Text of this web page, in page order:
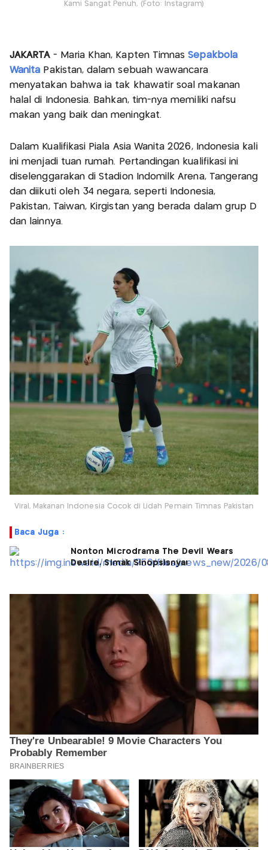
Kami Sangat Penuh, (Foto: Instagram)
JAKARTA- Maria Khan, Kapten TimnasSepakbola
Wanita Pakistan, dalam sebuah wawancara
menyatakan bahwa ia tak khawatir soal makanan
halal di Indonesia. Bahkan, tim-nya memiliki nafsu
makan yang baik dan meningkat.
Dalam Kualifikasi Piala Asia Wanita 2026, Indonesia kali
ini menjadi tuan rumah. Pertandingan kualifikasi ini
diselenggarakan di Stadion Indomilk Arena, Tangerang
dan diikuti oleh 34 negara, seperti Indonesia,
Pakistan, Taiwan, Kirgistan yang berada dalam grup D
dan lainnya.
Viral, Makanan Indonesia Cocok di Lidah Pemain Timnas Pakistan
Baca Juga :
Nonton Microdrama The Devil Wears
Desire, Simak Sinopsisnya!